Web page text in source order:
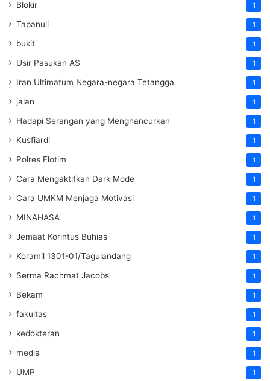
Blokir 1
Tapanuli 1
bukit 1
Usir Pasukan AS 1
Iran Ultimatum Negara-negara Tetangga 1
jalan 1
Hadapi Serangan yang Menghancurkan 1
Kusfiardi 1
Polres Flotim 1
Cara Mengaktifkan Dark Mode 1
Cara UMKM Menjaga Motivasi 1
MINAHASA 1
Jemaat Korintus Buhias 1
Koramil 1301-01/Tagulandang 1
Serma Rachmat Jacobs 1
Bekam 1
fakultas 1
kedokteran 1
medis 1
UMP 1